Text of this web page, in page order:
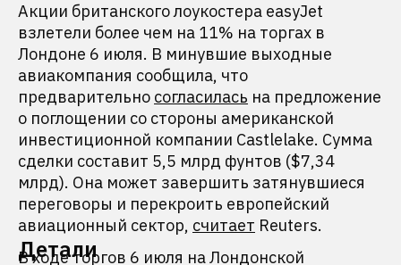
Акции британского лоукостера easyJet
взлетели более чем на 11% на торгах в
Лондоне 6 июля. В минувшие выходные
авиакомпания сообщила, что
предварительно согласилась на предложение
о поглощении со стороны американской
инвестиционной компании Castlelake. Сумма
сделки составит 5,5 млрд фунтов ($7,34
млрд). Она может завершить затянувшиеся
переговоры и перекроить европейский
авиационный сектор, считает Reuters.
Детали
В ходе торгов 6 июля на Лондонской